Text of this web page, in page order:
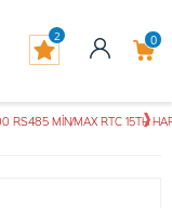
0
2
RS485 MİN/MAX RTC 15TH